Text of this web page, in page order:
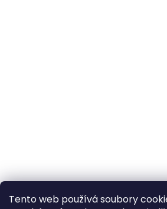
Tento web používá soubory